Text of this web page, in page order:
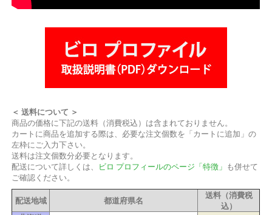
＜ 送料について ＞
商品の価格に下記の送料（消費税込）は含まれておりません。
カートに商品を追加する際は、必要な注文個数を「カートに追加」の
左枠にご入力下さい。
送料は注文個数分必要となります。
配送について詳しくは、 ビロ プロフィールのページ「特徴」 も併せて
ご確認ください。
配送地域 都道府県名
送料（消費税
込）